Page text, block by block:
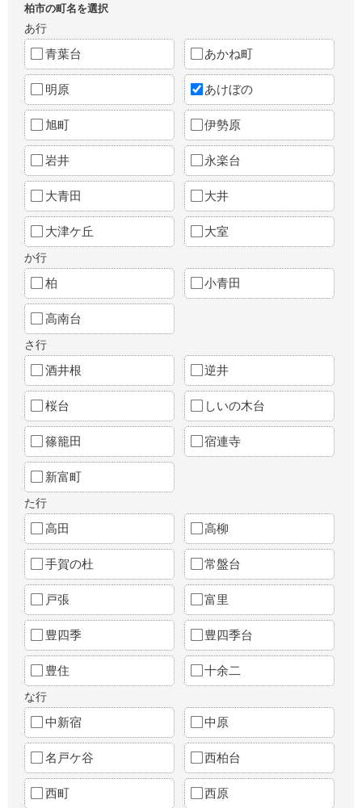
柏市の町名を選択
あ行
青葉台 あかね町
明原 あけぼの
旭町 伊勢原
岩井 永楽台
大青田 大井
大津ケ丘 大室
か行
柏 小青田
高南台
さ行
酒井根 逆井
桜台 しいの木台
篠籠田 宿連寺
新富町
た行
高田 高柳
手賀の杜 常盤台
戸張 富里
豊四季 豊四季台
豊住 十余二
な行
中新宿 中原
名戸ケ谷 西柏台
西町 西原